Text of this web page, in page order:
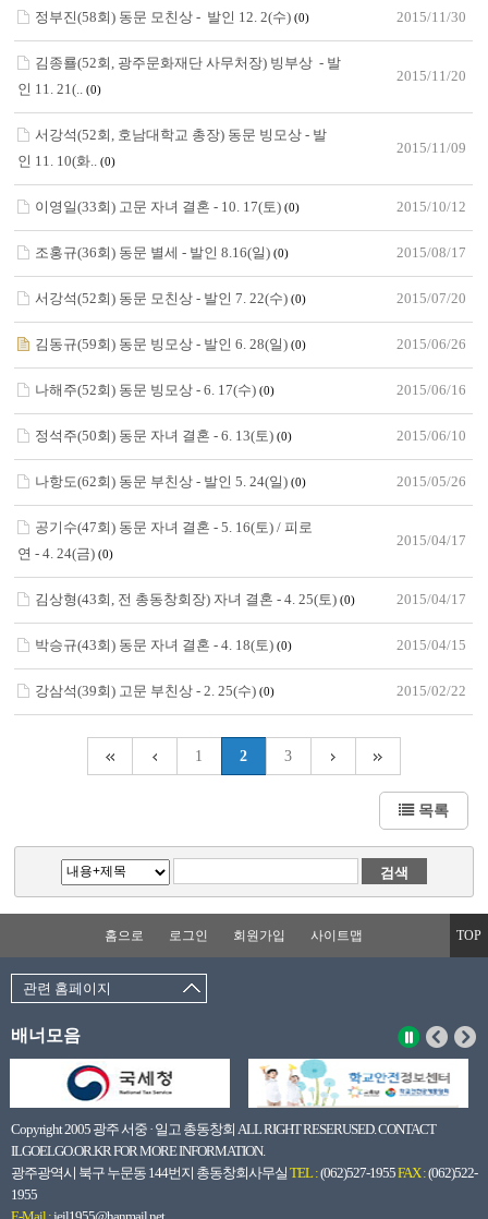
정부진(58회) 동문 모친상 - 발인 12. 2(수)(0) 2015/11/30
김종룔(52회, 광주문화재단 사무처장) 빙부상 - 발
인 11. 21(..(0)
2015/11/20
서강석(52회, 호남대학교 총장) 동문 빙모상 - 발
인 11. 10(화..(0)
2015/11/09
이영일(33회) 고문 자녀 결혼 - 10. 17(토)(0) 2015/10/12
조홍규(36회) 동문 별세 - 발인 8.16(일)(0) 2015/08/17
서강석(52회) 동문 모친상 - 발인 7. 22(수)(0) 2015/07/20
김동규(59회) 동문 빙모상 - 발인 6. 28(일)(0) 2015/06/26
나해주(52회) 동문 빙모상 - 6. 17(수)(0) 2015/06/16
정석주(50회) 동문 자녀 결혼 - 6. 13(토)(0) 2015/06/10
나항도(62회) 동문 부친상 - 발인 5. 24(일)(0) 2015/05/26
공기수(47회) 동문 자녀 결혼 - 5. 16(토) / 피로
연 - 4. 24(금)(0)
2015/04/17
김상형(43회, 전 총동창회장) 자녀 결혼 - 4. 25(토)(0) 2015/04/17
박승규(43회) 동문 자녀 결혼 - 4. 18(토)(0) 2015/04/15
강삼석(39회) 고문 부친상 - 2. 25(수)(0) 2015/02/22
1 2 3
목록
홈으로 로그인 회원가입 사이트맵 TOP
관련 홈페이지
배너모음
Copyright 2005 광주 서중 · 일고 총동창회 ALL RIGHT RESERUSED. CONTACT
ILGOELGO.OR.KR FOR MORE INFORMATION.
광주광역시 북구 누문동 144번지 총동창회사무실 TEL :(062)527-1955FAX :(062)522-
1955
E-Mail :jeil1955@hanmail.net